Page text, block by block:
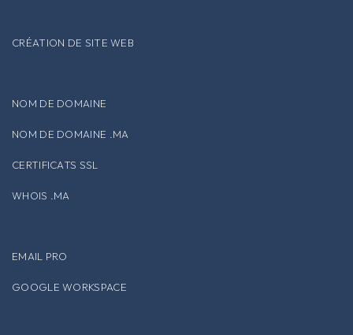
CRÉATION DE SITE WEB
NOM DE DOMAINE
NOM DE DOMAINE .MA
CERTIFICATS SSL
WHOIS .MA
EMAIL PRO
GOOGLE WORKSPACE